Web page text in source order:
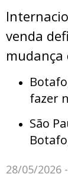
venda
fazer
São
28/05/2026